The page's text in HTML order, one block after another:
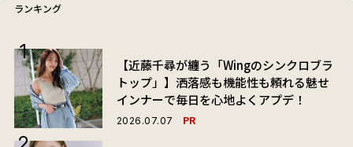
ランキング
【近藤千尋が纏う「Wingのシンクロブラ
トップ」】洒落感も機能性も頼れる魅せ
インナーで毎日を心地よくアプデ！
2026.07.07 PR